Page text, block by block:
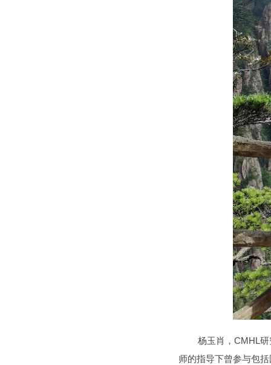
杨玉肖，CMHL研究
师的指导下曾参与包